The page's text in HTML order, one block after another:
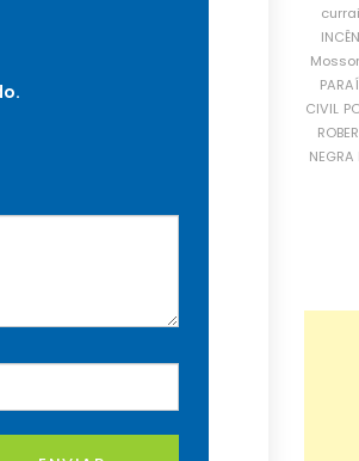
CIVIL
NEGRA